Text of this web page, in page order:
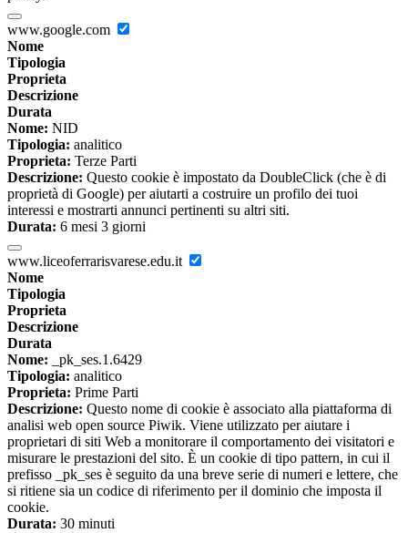
www.google.com
Nome
Tipologia
Proprieta
Descrizione
Durata
Nome: NID
Tipologia: analitico
Proprieta: Terze Parti
Descrizione: Questo cookie è impostato da DoubleClick (che è di
proprietà di Google) per aiutarti a costruire un profilo dei tuoi
interessi e mostrarti annunci pertinenti su altri siti.
Durata: 6 mesi 3 giorni
www.liceoferrarisvarese.edu.it
Nome
Tipologia
Proprieta
Descrizione
Durata
Nome: _pk_ses.1.6429
Tipologia: analitico
Proprieta: Prime Parti
Descrizione: Questo nome di cookie è associato alla piattaforma di
analisi web open source Piwik. Viene utilizzato per aiutare i
proprietari di siti Web a monitorare il comportamento dei visitatori e
misurare le prestazioni del sito. È un cookie di tipo pattern, in cui il
prefisso _pk_ses è seguito da una breve serie di numeri e lettere, che
si ritiene sia un codice di riferimento per il dominio che imposta il
cookie.
Durata: 30 minuti